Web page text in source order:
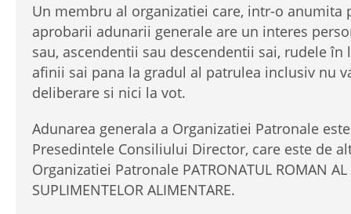
Un membru al organizatiei care, intr-o anumita
aprobarii adunarii generale are un interes
sau, ascendentii sau descendentii sai, rudele în
afinii sai pana la gradul al patrulea inclusiv nu
deliberare si nici la vot.
Adunarea generala a Organizatiei Patronale
Presedintele Consiliului Director, care este de
Organizatiei Patronale PATRONATUL ROMAN AL
SUPLIMENTELOR ALIMENTARE.